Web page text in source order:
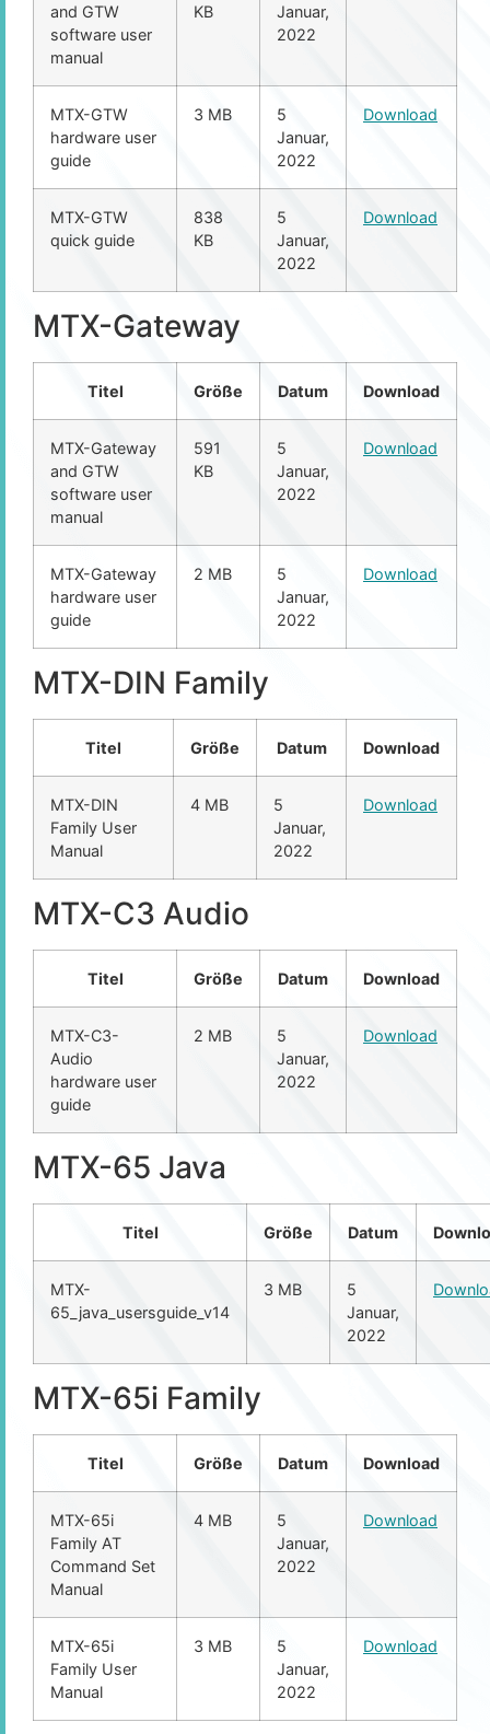
and GTW
software user
manual
KB
Januar,
2022
MTX-GTW
hardware user
guide
3 MB
5
Januar,
2022
Download
MTX-GTW
quick guide
838
KB
5
Januar,
2022
Download
MTX-Gateway
Titel Größe Datum Download
MTX-Gateway
and GTW
software user
manual
591
KB
5
Januar,
2022
Download
MTX-Gateway
hardware user
guide
2 MB
5
Januar,
2022
Download
MTX-DIN Family
Titel Größe Datum Download
MTX-DIN
Family User
Manual
4 MB
5
Januar,
2022
Download
MTX-C3 Audio
Titel Größe Datum Download
MTX-C3-
Audio
hardware user
guide
2 MB
5
Januar,
2022
Download
MTX-65 Java
Titel Größe Datum
MTX-
65_java_usersguide_v14
3 MB
5
Januar,
2022
MTX-65i Family
Titel Größe Datum Download
MTX-65i
Family AT
Command Set
Manual
4 MB
5
Januar,
2022
Download
MTX-65i
Family User
Manual
3 MB
5
Januar,
2022
Download